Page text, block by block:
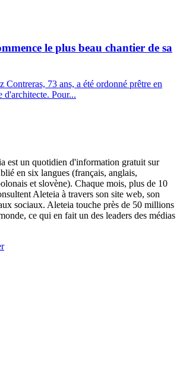
le plus beau chantier de sa
Contreras, 73 ans, a été ordonné prêtre en
d'architecte. Pour...
est un quotidien d'information gratuit sur
en six langues (français, anglais,
et slovène). Chaque mois, plus de 10
Aleteia à travers son site web, son
sociaux. Aleteia touche près de 50 millions
ce qui en fait un des leaders des médias